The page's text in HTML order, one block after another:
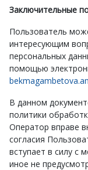
Заключительные
Пользователь
интересующим
персональных
помощью
В данном
политики
Оператор вправе
согласия
вступает в силу с
иное не